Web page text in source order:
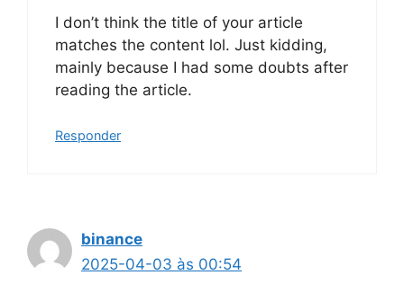
I don’t think the title of your article
matches the content lol. Just kidding,
mainly because I had some doubts after
reading the article.
Responder
binance
2025-04-03 às 00:54